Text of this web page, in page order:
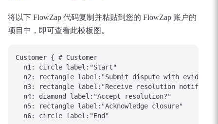
将以下 FlowZap 代码复制并粘贴到您的 FlowZap 账户的
项目中，即可查看此模板图。
Customer { # Customer
  n1: circle label:"Start"
  n2: rectangle label:"Submit dispute with evidence"
n3: rectangle label:"Receive resolution
  n4: diamond label:"Accept resolution?"
  n5: rectangle label:"Acknowledge closure"
  n6: circle label:"End"